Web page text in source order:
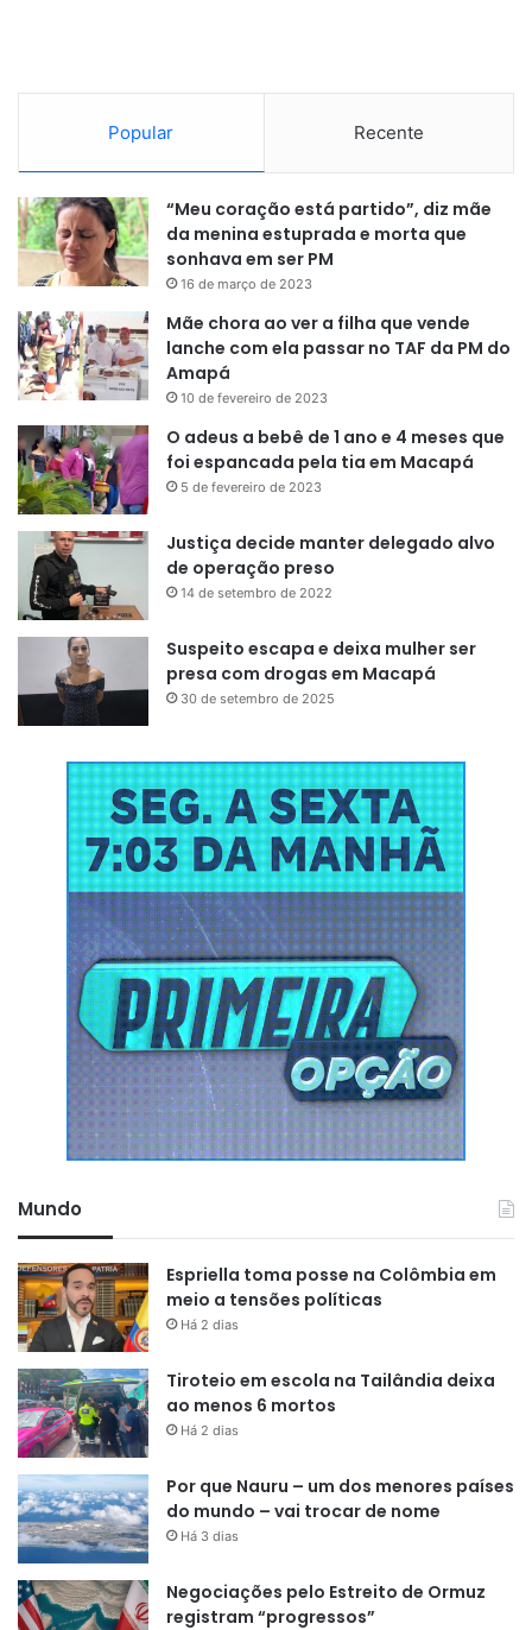
Popular Recente
“Meu coração está partido”, diz mãe
da menina estuprada e morta que
sonhava em ser PM
16 de março de 2023
Mãe chora ao ver a filha que vende
lanche com ela passar no TAF da PM do
Amapá
10 de fevereiro de 2023
O adeus a bebê de 1 ano e 4 meses que
foi espancada pela tia em Macapá
5 de fevereiro de 2023
Justiça decide manter delegado alvo
de operação preso
14 de setembro de 2022
Suspeito escapa e deixa mulher ser
presa com drogas em Macapá
30 de setembro de 2025
Mundo
Espriella toma posse na Colômbia em
meio a tensões políticas
Há 2 dias
Tiroteio em escola na Tailândia deixa
ao menos 6 mortos
Há 2 dias
Por que Nauru – um dos menores países
do mundo – vai trocar de nome
Há 3 dias
Negociações pelo Estreito de Ormuz
registram “progressos”